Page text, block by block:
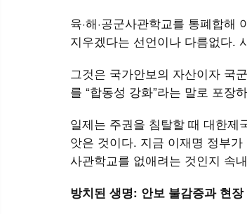
육·해·공군사관학교를 통폐합해
지우겠다는 선언이나 다름없다.
그것은 국가안보의 자산이자 국
를 “합동성 강화”라는 말로 포장
일제는 주권을 침탈할 때 대한제
앗은 것이다. 지금 이재명 정부
사관학교를 없애려는 것인지 속
방치된 생명: 안보 불감증과 현